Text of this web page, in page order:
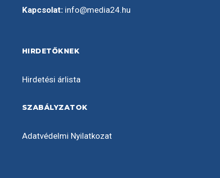
Kapcsolat: info@media24.hu
HIRDETŐKNEK
Hirdetési árlista
SZABÁLYZATOK
Adatvédelmi Nyilatkozat